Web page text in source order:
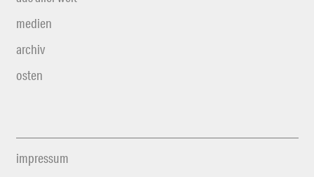
medien
archiv
osten
impressum